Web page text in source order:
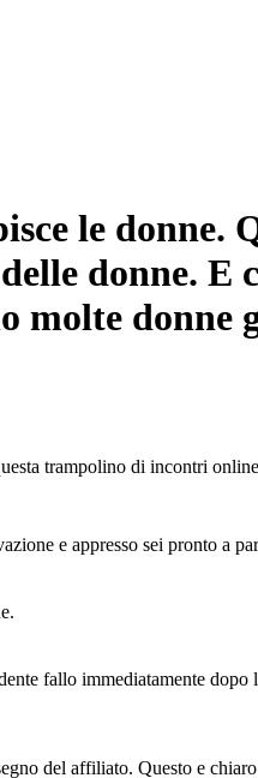
le donne.
donne. E
molte donne
trampolino di incontri
e appresso sei pronto a
fallo immediatamente
del affiliato. Questo e